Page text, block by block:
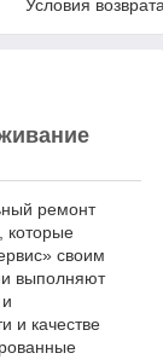
Условия
ремонт
которые
своим
выполняют
и качестве